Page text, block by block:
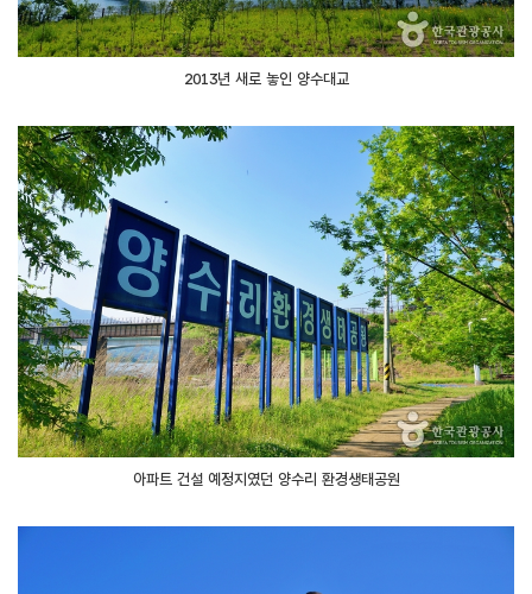
2013년 새로 놓인 양수대교
아파트 건설 예정지였던 양수리 환경생태공원